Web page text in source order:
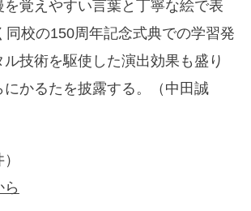
を覚えやすい言葉と丁寧な絵で表
同校の150周年記念式典での学習発
技術を駆使した演出効果も盛り
かるたを披露する。（中田誠